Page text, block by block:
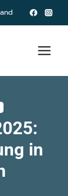
in